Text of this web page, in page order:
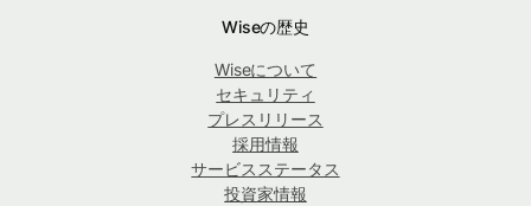
Wiseの歴史
Wiseについて
セキュリティ
プレスリリース
採用情報
サービスステータス
投資家情報